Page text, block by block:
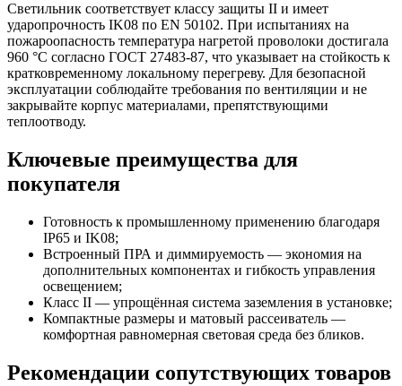
Светильник соответствует классу защиты II и имеет
ударопрочность IK08 по EN 50102. При испытаниях на
пожароопасность температура нагретой проволоки достигала
960 °C согласно ГОСТ 27483-87, что указывает на стойкость к
кратковременному локальному перегреву. Для безопасной
эксплуатации соблюдайте требования по вентиляции и не
закрывайте корпус материалами, препятствующими
теплоотводу.
Ключевые преимущества для
покупателя
Готовность к промышленному применению благодаря
IP65 и IK08;
Встроенный ПРА и диммируемость — экономия на
дополнительных компонентах и гибкость управления
освещением;
Класс II — упрощённая система заземления в установке;
Компактные размеры и матовый рассеиватель —
комфортная равномерная световая среда без бликов.
Рекомендации сопутствующих товаров